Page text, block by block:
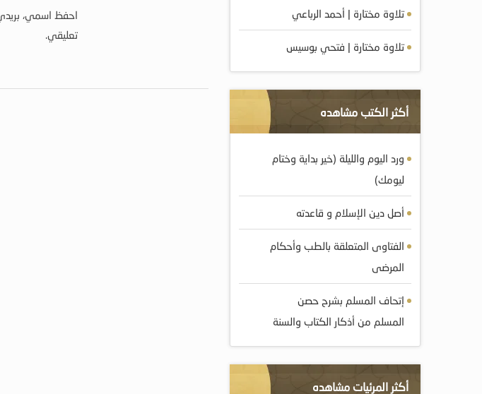
احفظ اسمي،
تعليقي.
تلاوة مختارة | أحمد الرباعي
تلاوة مختارة | فتحي بوسيس
أكثر الكتب مشاهده
ورد اليوم والليلة (خير بداية وختام
ليومك)
أصل دين الإسلام و قاعدته
الفتاوى المتعلقة بالطب وأحكام
المرضى
إتحاف المسلم بشرح حصن
المسلم من أذكار الكتاب والسنة
أكثر المرئيات مشاهده